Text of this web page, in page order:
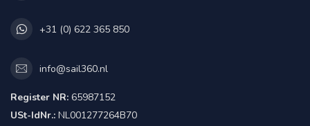
+31 (0) 622 365 850
info@sail360.nl
Register NR: 65987152
USt-IdNr.: NL001277264B70